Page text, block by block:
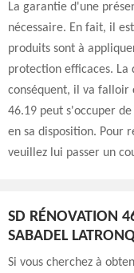
La garantie d'une
nécessaire. En fait, il
produits sont à
protection efficaces. La
conséquent, il va falloir
46.19 peut s'occuper
en sa disposition. Pour
veuillez lui passer un
SD RÉNOVATION
SABADEL
Si vous cherchez à